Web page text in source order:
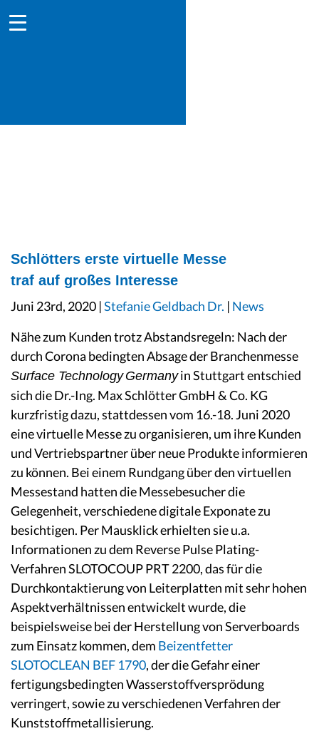
Schlötters erste virtuelle Messe
traf auf großes Interesse
Juni 23rd, 2020 |Stefanie Geldbach Dr. | News
Nähe zum Kunden trotz Abstandsregeln: Nach der
durch Corona bedingten Absage der Branchenmesse
Surface Technology Germanyin Stuttgart entschied
sich die Dr.-Ing. Max Schlötter GmbH & Co. KG
kurzfristig dazu, stattdessen vom 16.-18. Juni 2020
eine virtuelle Messe zu organisieren, um ihre Kunden
und Vertriebspartner über neue Produkte informieren
zu können. Bei einem Rundgang über den virtuellen
Messestand hatten die Messebesucher die
Gelegenheit, verschiedene digitale Exponate zu
besichtigen. Per Mausklick erhielten sie u.a.
Informationen zu dem Reverse Pulse Plating-
Verfahren SLOTOCOUP PRT 2200, das für die
Durchkontaktierung von Leiterplatten mit sehr hohen
Aspektverhältnissen entwickelt wurde, die
beispielsweise bei der Herstellung von Serverboards
zum Einsatz kommen, dem Beizentfetter
SLOTOCLEAN BEF 1790, der die Gefahr einer
fertigungsbedingten Wasserstoffversprödung
verringert, sowie zu verschiedenen Verfahren der
Kunststoffmetallisierung.